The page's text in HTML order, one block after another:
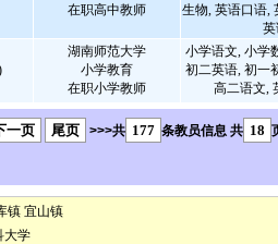
在职高中教师
生物, 英语口语,
英
湖南师范大学
小学教育
在职小学教师
小学语文, 小学
初二英语, 初一
高二语文,
一页 尾页 >>>共 177 条教员信息 共 18
镇 宜山镇
大学